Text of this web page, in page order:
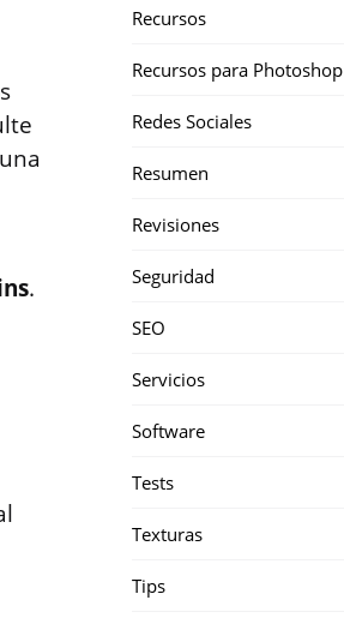
.
Recursos
Recursos para Photoshop
Redes Sociales
Resumen
Revisiones
Seguridad
SEO
Servicios
Software
Tests
Texturas
Tips